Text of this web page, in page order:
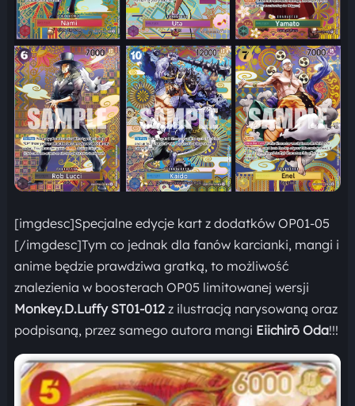
[imgdesc]Specjalne edycje kart z dodatków OP01-05
[/imgdesc]Tym co jednak dla fanów karcianki, mangi i
anime będzie prawdziwa gratką, to możliwość
znalezienia w boosterach OP05 limitowanej wersji
Monkey.D.Luffy ST01-012z ilustracją narysowaną oraz
podpisaną, przez samego autora mangi Eiichirō Oda!!!